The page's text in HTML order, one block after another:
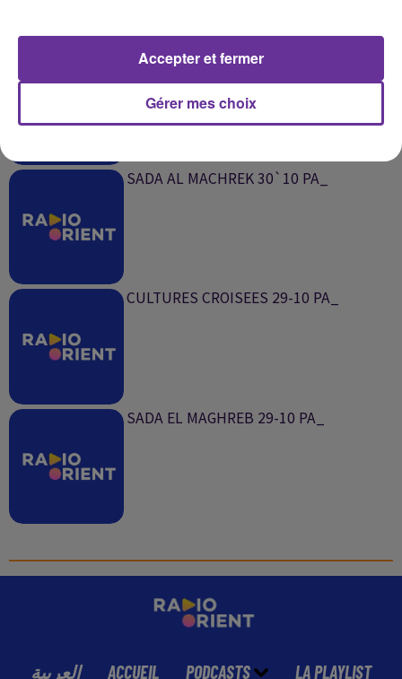
SADA AL MAGHREB 30`10 PA_
SADA AL MACHREK 30`10 PA_
CULTURES CROISEES 29-10 PA_
SADA EL MAGHREB 29-10 PA_
العربية ACCUEIL PODCASTS LA PLAYLIST
Gérer mes choix
Accepter et fermer